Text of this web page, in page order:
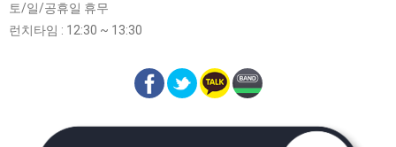
토/일/공휴일 휴무
런치타임 : 12:30 ~ 13:30